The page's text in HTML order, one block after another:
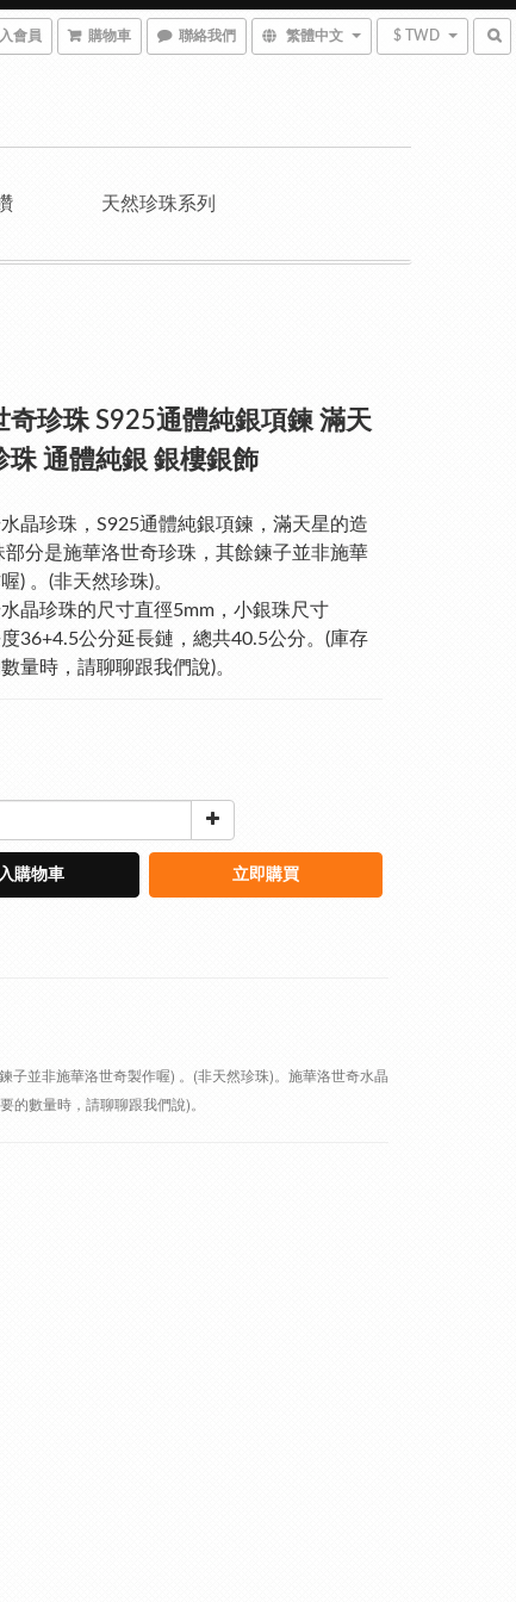
會員 購物車 聯絡我們 繁體中文 $ TWD
天然珍珠系列
奇珍珠 S925通體純銀項鍊 滿天
珠 通體純銀 銀樓銀飾
晶珍珠，S925通體純銀項鍊，滿天星的造
部分是施華洛世奇珍珠，其餘鍊子並非施華
) 。(非天然珍珠)。
晶珍珠的尺寸直徑5mm，小銀珠尺寸
36+4.5公分延長鏈，總共40.5公分。(庫存
量時，請聊聊跟我們說)。
購物車 立即購買
並非施華洛世奇製作喔) 。(非天然珍珠)。施華洛世奇水晶
數量時，請聊聊跟我們說)。